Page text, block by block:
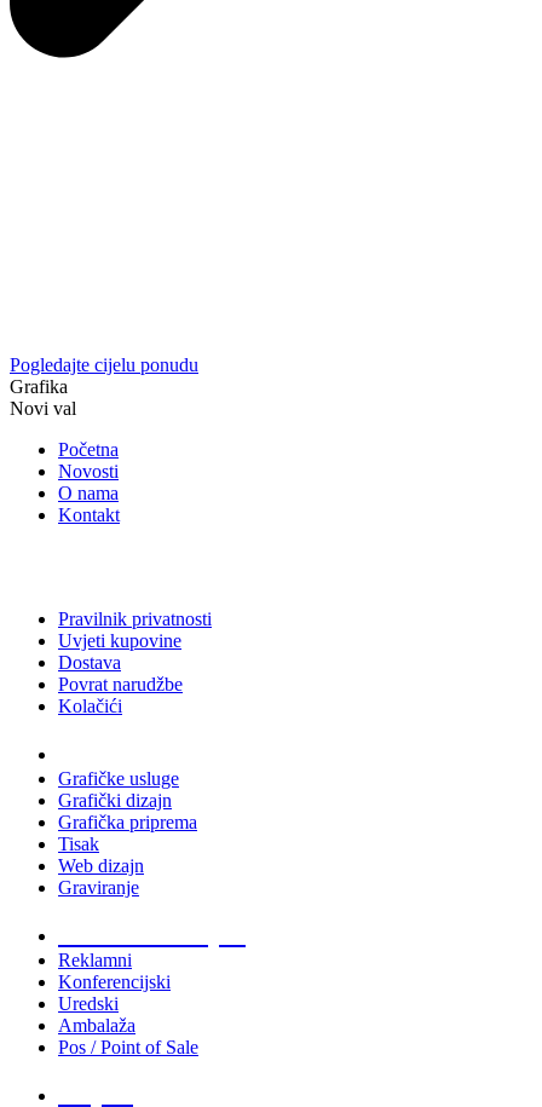
Pogledajte cijelu ponudu
Grafika
Novi val
Početna
Novosti
O nama
Kontakt
Pravilnik privatnosti
Uvjeti kupovine
Dostava
Povrat narudžbe
Kolačići
Grafičke usluge
Grafički dizajn
Grafička priprema
Tisak
Web dizajn
Graviranje
Reklamni
Konferencijski
Uredski
Ambalaža
Pos / Point of Sale